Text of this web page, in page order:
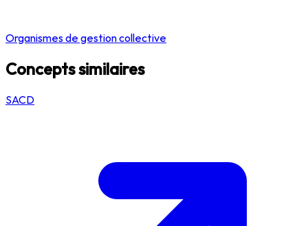
Organismes de gestion collective
Concepts similaires
SACD